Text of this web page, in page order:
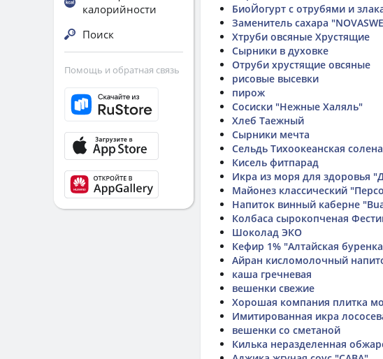
БиоЙогурт с отрубями и
Заменитель сахара
Хтруби овсяные Хрустящие
Сырники в духовке
Отруби хрустящие овсяные
рисовые высевки
пирож
Сосиски "Нежные Халяль"
Хлеб Таежный
Сырники мечта
Сельдь Тихоокеанская
Кисель фитпарад
Икра из моря для здоровья
Майонез классический
Напиток винный каберне
Колбаса сырокопченая
Шоколад ЭКО
Кефир 1% "Алтайская
Айран кисломолочный
каша гречневая
вешенки свежие
Хорошая компания плитка
Имитированная икра
вешенки со сметаной
Килька неразделенная
калорийности
Поиск
Помощь и обратная связь